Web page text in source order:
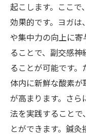
起こします。ここで
効果的です。ヨガ
や集中力の向上に
ることで、副交感
ることが可能です。
体内に新鮮な酸素
が高まります。さ
法を実践することで
とができます。鍼